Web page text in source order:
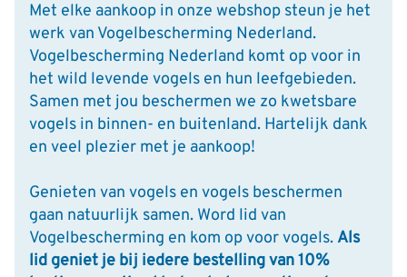
Met elke aankoop in onze webshop steun je het
werk van Vogelbescherming Nederland.
Vogelbescherming Nederland komt op voor in
het wild levende vogels en hun leefgebieden.
Samen met jou beschermen we zo kwetsbare
vogels in binnen- en buitenland. Hartelijk dank
en veel plezier met je aankoop!
Genieten van vogels en vogels beschermen
gaan natuurlijk samen. Word lid van
Vogelbescherming en kom op voor vogels. Als
lid geniet je bij iedere bestelling van 10%